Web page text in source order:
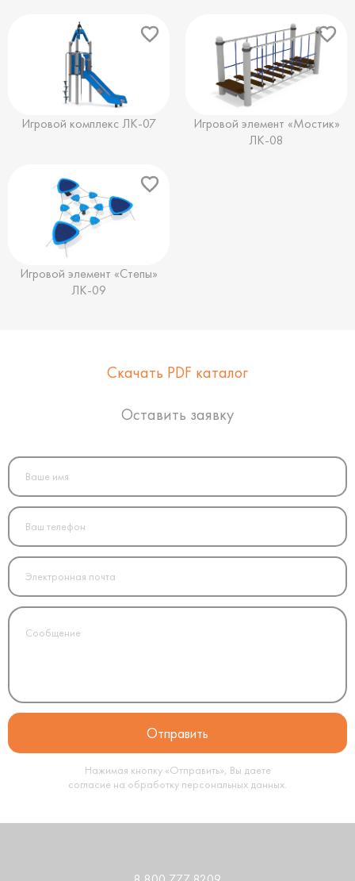
Игровой комплекс ЛК-07
Игровой элемент «Мостик»
ЛК-08
Игровой элемент «Степы»
ЛК-09
Скачать PDF каталог
Оставить заявку
Нажимая кнопку «Отправить», Вы даете
согласие на обработку персональных данных.